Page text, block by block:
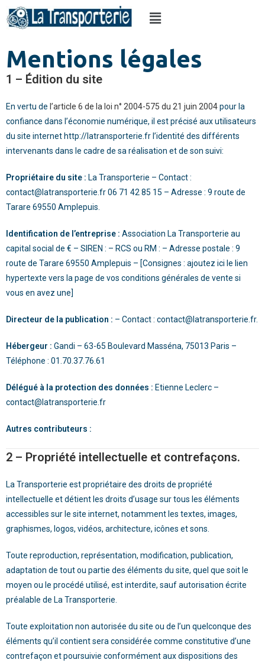
Mentions légales
1 – Édition du site
En vertu de l’article 6 de la loi n° 2004-575 du 21 juin 2004pour la
confiance dans l’économie numérique, il est précisé aux utilisateurs
du site internet http://latransporterie.fr l’identité des différents
intervenants dans le cadre de sa réalisation et de son suivi:
Propriétaire du site : La Transporterie – Contact :
contact@latransporterie.fr06 71 42 85 15 – Adresse : 9 route de
Tarare 69550 Amplepuis
Identification de l’entreprise : Association La Transporterie au
capital social de € – SIREN : – RCS ou RM : – Adresse postale : 9
route de Tarare 69550 Amplepuis – [Consignes : ajoutez ici le lien
hypertexte vers la page de vos conditions générales de vente si
vous en avez une]
Directeur de la publication : – Contact : contact@latransporterie.fr.
Hébergeur : Gandi – 63-65 Boulevard Masséna, 75013 Paris –
Téléphone : 01.70.37.76.61
Délégué à la protection des données : Etienne Leclerc –
contact@latransporterie.fr
Autres contributeurs :
2 – Propriété intellectuelle et contrefaçons.
La Transporterie est propriétaire des droits de propriété
intellectuelle et détient les droits d’usage sur tous les éléments
accessibles sur le site internet, notamment les textes, images,
graphismes, logos, vidéos, architecture, icônes et sons.
Toute reproduction, représentation, modification, publication,
adaptation de tout ou partie des éléments du site, quel que soit le
moyen ou le procédé utilisé, est interdite, sauf autorisation écrite
préalable de La Transporterie
Toute exploitation non autorisée du site ou de l’un quelconque des
éléments qu’il contient sera considérée comme constitutive d’une
contrefaçon et poursuivie conformément aux dispositions des